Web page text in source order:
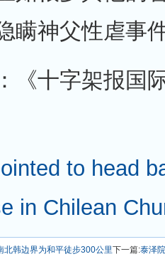
瞒神父性虐事
《十字架报国
to head
in Chilean
北韩边界为和平徒步300公里下一篇:泰泽